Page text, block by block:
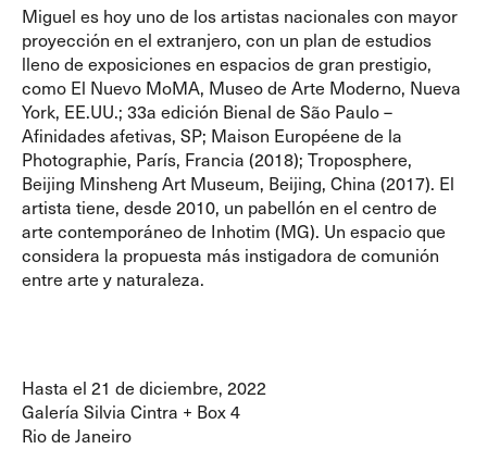
Miguel es hoy uno de los artistas nacionales con mayor
proyección en el extranjero, con un plan de estudios
lleno de exposiciones en espacios de gran prestigio,
como El Nuevo MoMA, Museo de Arte Moderno, Nueva
York, EE.UU.; 33a edición Bienal de São Paulo –
Afinidades afetivas, SP; Maison Européene de la
Photographie, París, Francia (2018); Troposphere,
Beijing Minsheng Art Museum, Beijing, China (2017). El
artista tiene, desde 2010, un pabellón en el centro de
arte contemporáneo de Inhotim (MG). Un espacio que
considera la propuesta más instigadora de comunión
entre arte y naturaleza.
Hasta el 21 de diciembre, 2022
Galería Silvia Cintra + Box 4
Rio de Janeiro